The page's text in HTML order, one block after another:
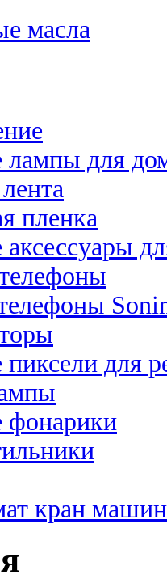
масла
лампы для
пленка
для
фонарики
кран